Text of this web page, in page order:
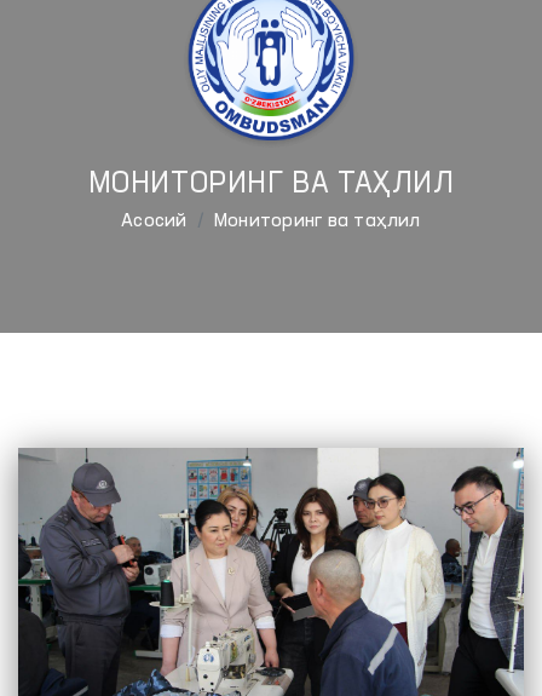
МОНИТОРИНГ ВА ТАҲЛИЛ
Aсосий Мониторинг ва таҳлил